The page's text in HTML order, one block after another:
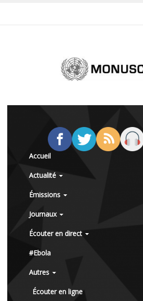
Accueil
Actualité
Émissions
Journaux
Écouter en direct
#Ebola
Autres
Écouter en ligne